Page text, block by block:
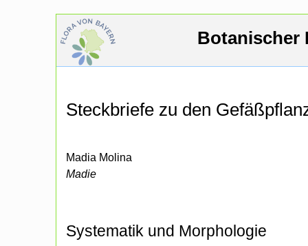
Botanischer
Steckbriefe zu den
Madia Molina
Madie
Systematik und Morphologie